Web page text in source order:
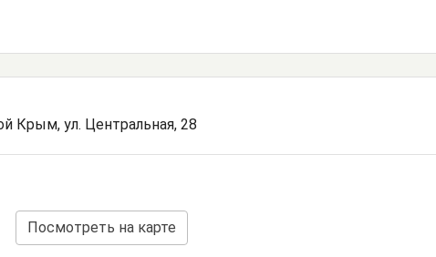
Крым, ул. Центральная, 28
Посмотреть на карте